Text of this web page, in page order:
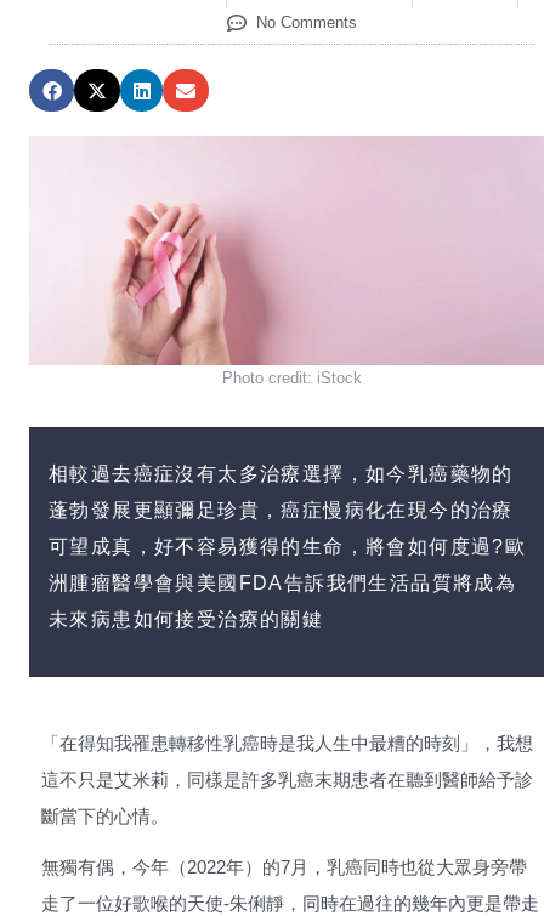
No Comments
Photo credit: iStock
相較過去癌症沒有太多治療選擇，如今乳癌藥物的
蓬勃發展更顯彌足珍貴，癌症慢病化在現今的治療
可望成真，好不容易獲得的生命，將會如何度過?歐
洲腫瘤醫學會與美國FDA告訴我們生活品質將成為
未來病患如何接受治療的關鍵
「在得知我罹患轉移性乳癌時是我人生中最糟的時刻」，我想
這不只是艾米莉，同樣是許多乳癌末期患者在聽到醫師給予診
斷當下的心情。
無獨有偶，今年（2022年）的7月，乳癌同時也從大眾身旁帶
走了一位好歌喉的天使-朱俐靜，同時在過往的幾年內更是帶走